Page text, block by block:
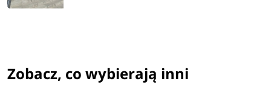
Zobacz, co wybierają inni